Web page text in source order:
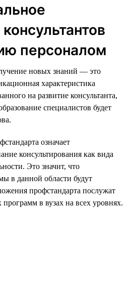
персоналом
новых знаний — это
характеристика
на развитие консультанта,
специалистов будет
означает
консультирования как вида
Это значит, что
в данной области будут
профстандарта послужат
в вузах на всех уровнях.